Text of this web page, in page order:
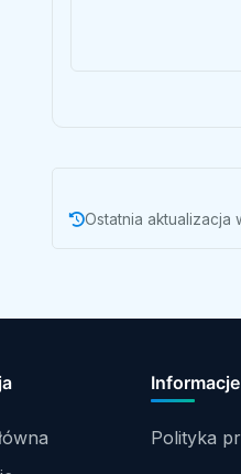
Ostatnia aktualizacja
Informacje
Polityka